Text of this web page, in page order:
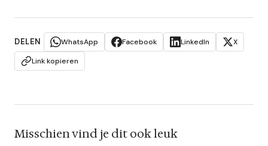
DELEN WhatsApp Facebook LinkedIn
X
Link kopieren
Misschien vind je dit ook leuk